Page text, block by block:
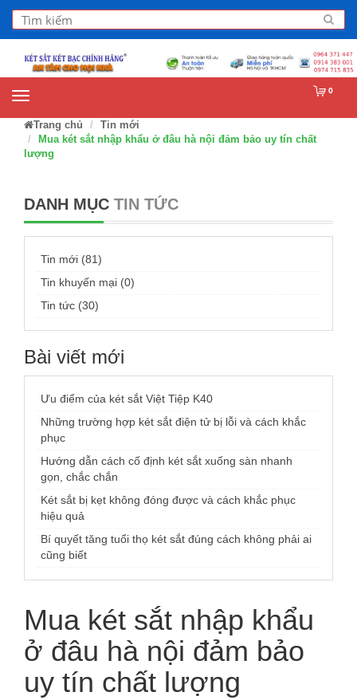
0
Trang chủ
Tin mới
Mua két sắt nhập khẩu ở đâu hà nội đảm bảo uy tín chất
lượng
DANH MỤC TIN TỨC
Tin mới (81)
Tin khuyến mại (0)
Tin tức (30)
Bài viết mới
Ưu điểm của két sắt Việt Tiệp K40
Những trường hợp két sắt điện tử bị lỗi và cách khắc
phục
Hướng dẫn cách cố định két sắt xuống sàn nhanh
gọn, chắc chắn
Két sắt bị kẹt không đóng được và cách khắc phục
hiệu quả
Bí quyết tăng tuổi thọ két sắt đúng cách không phải ai
cũng biết
Mua két sắt nhập khẩu
ở đâu hà nội đảm bảo
uy tín chất lượng